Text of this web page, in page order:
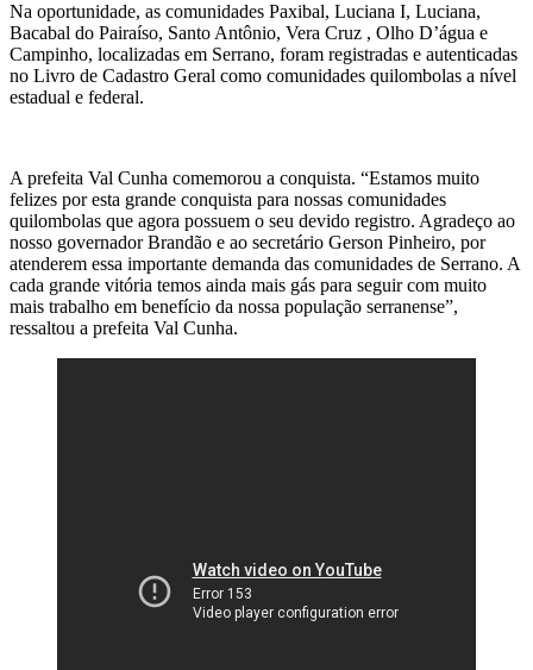
Na oportunidade, as comunidades Paxibal, Luciana I, Luciana,
Bacabal do Pairaíso, Santo Antônio, Vera Cruz , Olho D’água e
Campinho, localizadas em Serrano, foram registradas e autenticadas
no Livro de Cadastro Geral como comunidades quilombolas a nível
estadual e federal.
A prefeita Val Cunha comemorou a conquista. “Estamos muito
felizes por esta grande conquista para nossas comunidades
quilombolas que agora possuem o seu devido registro. Agradeço ao
nosso governador Brandão e ao secretário Gerson Pinheiro, por
atenderem essa importante demanda das comunidades de Serrano. A
cada grande vitória temos ainda mais gás para seguir com muito
mais trabalho em benefício da nossa população serranense”,
ressaltou a prefeita Val Cunha.